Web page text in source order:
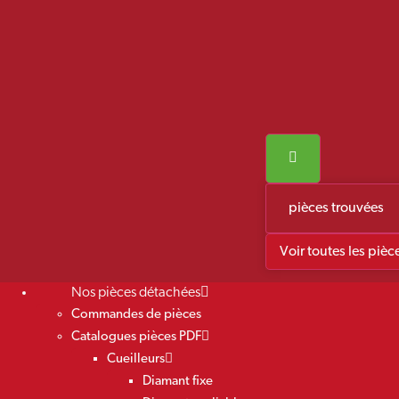
pièces trouvées
Voir toutes les
Nos pièces détachées
Commandes de pièces
Catalogues pièces PDF
Cueilleurs
Diamant fixe